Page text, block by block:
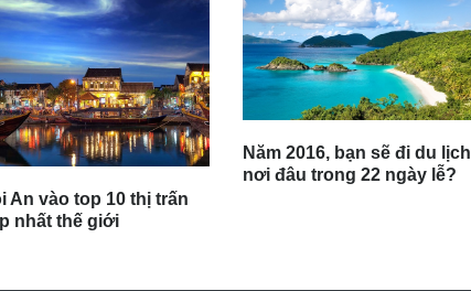
An vào top 10 thị trấn
nhất thế giới
Năm 2016, bạn sẽ đi du lịch
nơi đâu trong 22 ngày lễ?